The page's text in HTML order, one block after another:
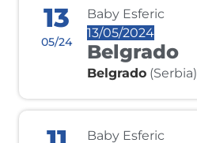
13
05/24
Baby Esferic
13/05/2024
Belgrado
Belgrado (Serbia)
Baby Esferic